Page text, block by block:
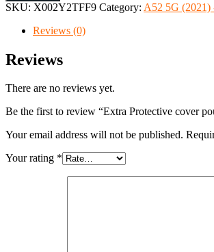
SKU: X002Y2TFF9 Category: A52 5G (2021)
Reviews (0)
Reviews
There are no reviews yet.
Be the first to review “Extra Protective cover
Your email address will not be published.
Your rating *